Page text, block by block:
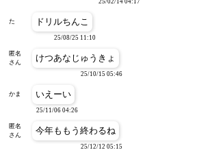
25/02/14 04:17
た ドリルちんこ
25/08/25 11:10
匿名
さん
けつあなじゅうきょ
25/10/15 05:46
かま いえーい
25/11/06 04:26
匿名
さん
今年ももう終わるね
25/12/12 05:15